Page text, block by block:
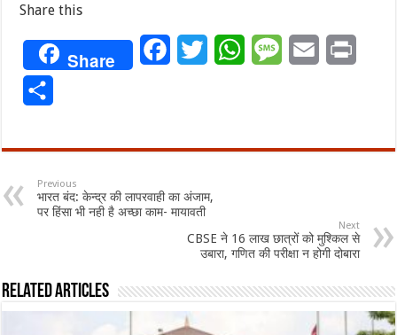
Share this
Share FacebookTwitterWhatsAppMessageEmail
Previous
भारत बंद: केन्द्र की लापरवाही का अंजाम,
पर हिंसा भी नही है अच्छा काम- मायावती
Next
CBSE ने 16 लाख छात्रों को मुश्किल से
उबारा, गणित की परीक्षा न होगी दोबारा
Related Articles